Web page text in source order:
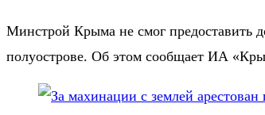
Минстрой Крыма не смог предоставить
полуострове. Об этом сообщает ИА